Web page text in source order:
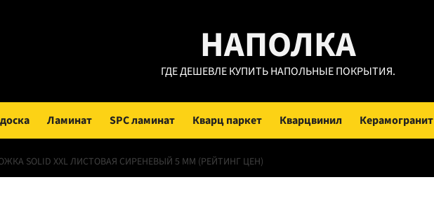
НАПОЛКА
ГДЕ ДЕШЕВЛЕ КУПИТЬ НАПОЛЬНЫЕ ПОКРЫТИЯ.
Ламинат SPC ламинат Кварц паркет Кварцвинил Керамогранит
SOLID XXL ЛИСТОВАЯ СИРЕНЕВЫЙ 5 ММ (РЕЙТИНГ ЦЕН)